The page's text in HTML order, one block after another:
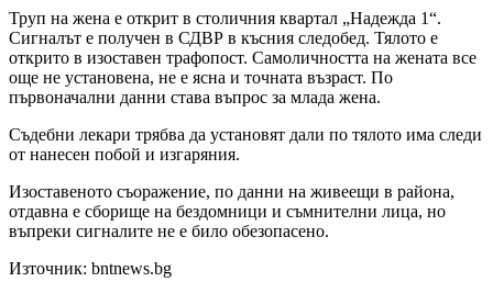
Труп на жена е открит в столичния квартал „Надежда 1“.
Сигналът е получен в СДВР в късния следобед. Тялото е
открито в изоставен трафопост. Самоличността на жената все
още не установена, не е ясна и точната възраст. По
първоначални данни става въпрос за млада жена.
Съдебни лекари трябва да установят дали по тялото има следи
от нанесен побой и изгаряния.
Изоставеното съоражение, по данни на живеещи в района,
отдавна е сборище на бездомници и съмнителни лица, но
въпреки сигналите не е било обезопасено.
Източник: bntnews.bg